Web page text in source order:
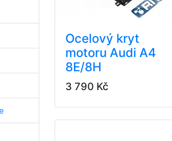
Ocelový kryt
motoru Audi A4
8E/8H
3 790 Kč